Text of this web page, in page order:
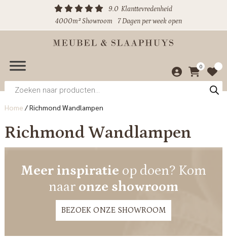
9.0 Klanttevredenheid
4000m² Showroom
7 Dagen per week open
0
Producten
zoeken
Home /Richmond Wandlampen
Richmond Wandlampen
Meer inspiratie op doen? Kom
naar onze showroom
BEZOEK ONZE SHOWROOM